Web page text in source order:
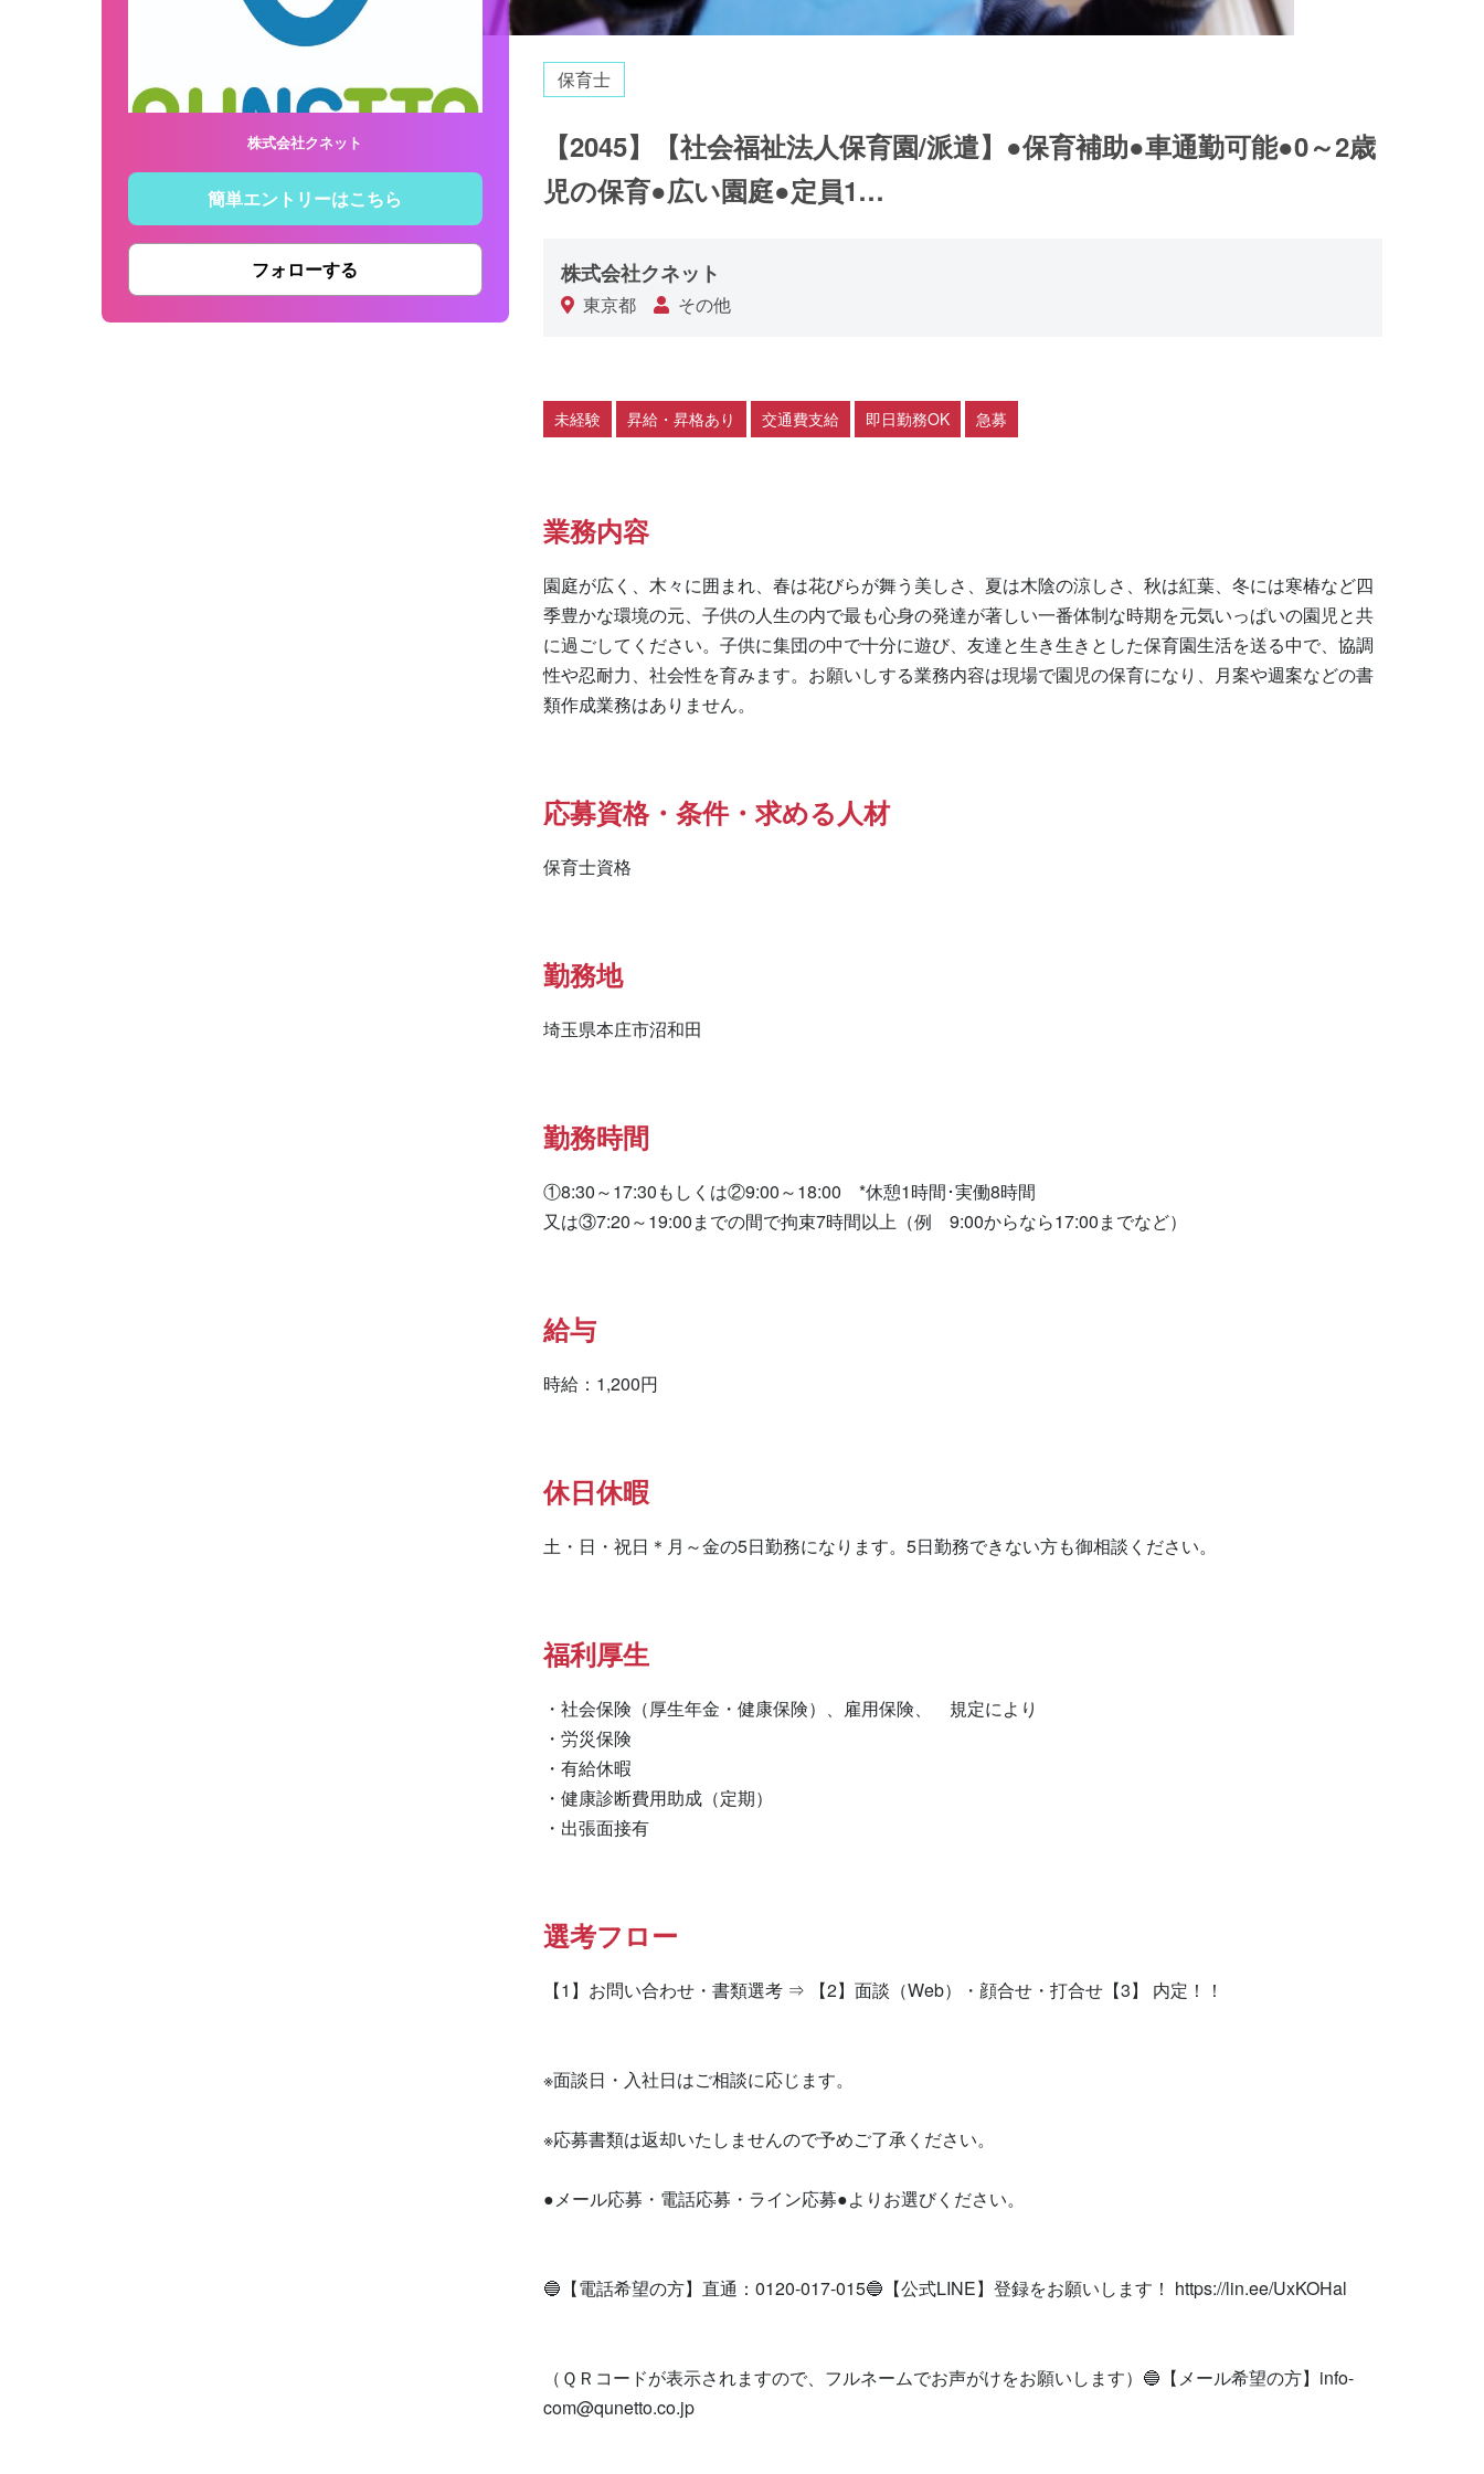
株式会社クネット
簡単エントリーはこちら
フォローする
保育士
【2045】【社会福祉法人保育園/派遣】●保育補助●車通勤可能●0～2歳
児の保育●広い園庭●定員1…
株式会社クネット
東京都 その他
未経験 昇給・昇格あり 交通費支給 即日勤務OK 急募
業務内容
園庭が広く、木々に囲まれ、春は花びらが舞う美しさ、夏は木陰の涼しさ、秋は紅葉、冬には寒椿など四
季豊かな環境の元、子供の人生の内で最も心身の発達が著しい一番体制な時期を元気いっぱいの園児と共
に過ごしてください。子供に集団の中で十分に遊び、友達と生き生きとした保育園生活を送る中で、協調
性や忍耐力、社会性を育みます。お願いしする業務内容は現場で園児の保育になり、月案や週案などの書
類作成業務はありません。
応募資格・条件・求める人材
保育士資格
勤務地
埼玉県本庄市沼和田
勤務時間
①8:30～17:30もしくは②9:00～18:00　*休憩1時間･実働8時間
又は③7:20～19:00までの間で拘束7時間以上（例　9:00からなら17:00までなど）
給与
時給：1,200円
休日休暇
土・日・祝日＊月～金の5日勤務になります。5日勤務できない方も御相談ください。
福利厚生
・社会保険（厚生年金・健康保険）、雇用保険、　規定により
・労災保険
・有給休暇
・健康診断費用助成（定期）
・出張面接有
選考フロー
【1】お問い合わせ・書類選考 ⇒ 【2】面談（Web）・顔合せ・打合せ【3】 内定！！
※面談日・入社日はご相談に応じます。
※応募書類は返却いたしませんので予めご了承ください。
●メール応募・電話応募・ライン応募●よりお選びください。
🔵【電話希望の方】直通：0120-017-015🔵【公式LINE】登録をお願いします！ https://lin.ee/UxKOHal
（ＱＲコードが表示されますので、フルネームでお声がけをお願いします）🔵【メール希望の方】 info-
com@qunetto.co.jp